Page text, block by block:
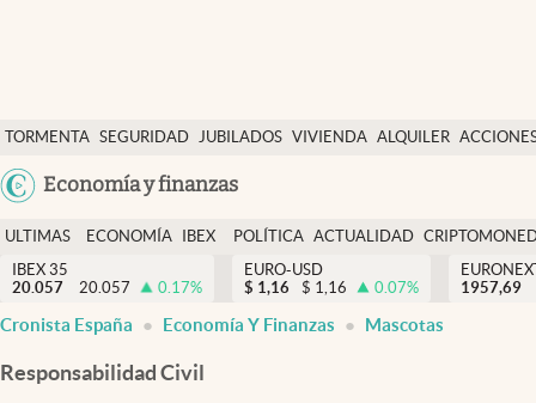
TORMENTA SEGURIDAD JUBILADOS VIVIENDA ALQUILER
USA
Economía y finanzas
Economía y finanzas
Política
Actualidad
Criptomonedas
España
ULTIMAS
NOTICIAS
ECONOMÍA
FINANZAS
IBEX
EURO
POLÍTICA ACTUALIDAD
IBEX 35
20.057
20.057 0.17%
EURO-USD
$ 1,16 $ 1,16 0.07%
1957,69
Cronista España Economía Y Finanzas Mascotas
Responsabilidad Civil